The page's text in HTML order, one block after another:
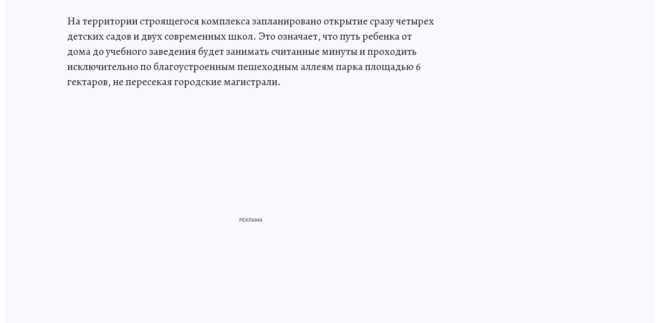
На территории строящегося комплекса запланировано открытие сразу четырех
детских садов и двух современных школ. Это означает, что путь ребенка от
дома до учебного заведения будет занимать считанные минуты и проходить
исключительно по благоустроенным пешеходным аллеям парка площадью 6
гектаров, не пересекая городские магистрали.